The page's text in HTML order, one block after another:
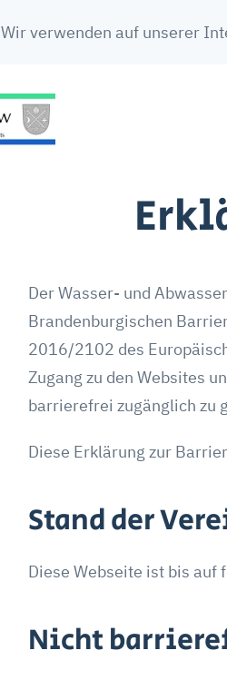
Wir verwenden auf unserer
Der Wasser- und
Brandenburgischen
2016/2102 des
Zugang zu den Websites
barrierefrei zugänglich zu
Diese Erklärung zur
Stand der
Diese Webseite ist bis auf
Nicht